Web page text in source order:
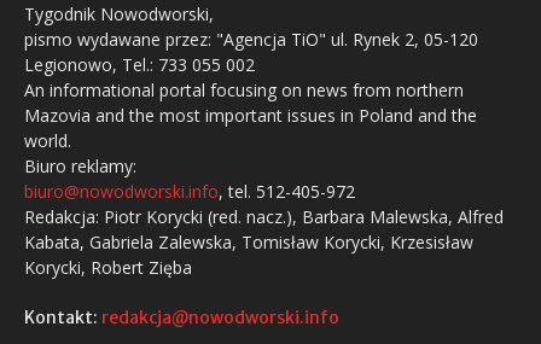
Tygodnik Nowodworski,
pismo wydawane przez: "Agencja TiO" ul. Rynek 2, 05-120
Legionowo, Tel.: 733 055 002
An informational portal focusing on news from northern
Mazovia and the most important issues in Poland and the
world.
Biuro reklamy:
biuro@nowodworski.info, tel. 512-405-972
Redakcja: Piotr Korycki (red. nacz.), Barbara Malewska, Alfred
Kabata, Gabriela Zalewska, Tomisław Korycki, Krzesisław
Korycki, Robert Zięba
Kontakt: redakcja@nowodworski.info